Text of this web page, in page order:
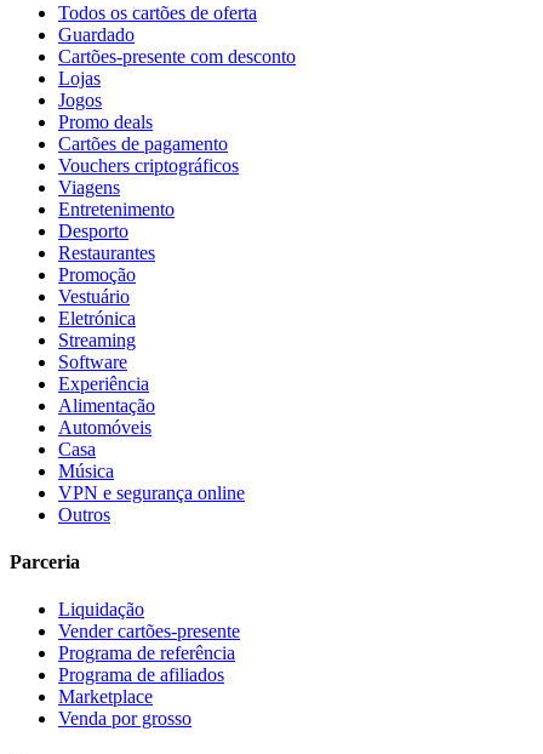
Todos os cartões de oferta
Guardado
Cartões-presente com desconto
Lojas
Jogos
Promo deals
Cartões de pagamento
Vouchers criptográficos
Viagens
Entretenimento
Desporto
Restaurantes
Promoção
Vestuário
Eletrónica
Streaming
Software
Experiência
Alimentação
Automóveis
Casa
Música
VPN e segurança online
Outros
Parceria
Liquidação
Vender cartões-presente
Programa de referência
Programa de afiliados
Marketplace
Venda por grosso